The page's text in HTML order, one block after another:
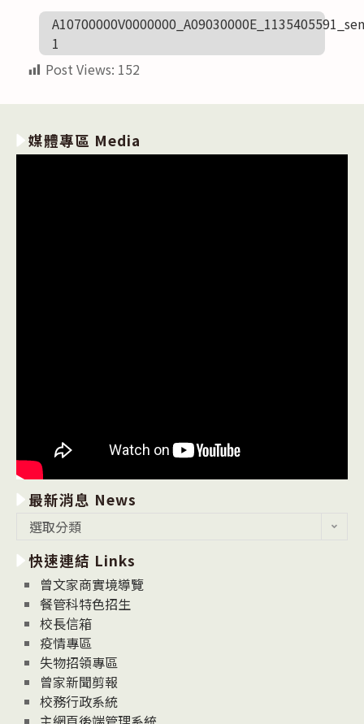
1
Post Views: 152
媒體專區 Media
最新消息 News
消
息
News
選取分類
快速連結 Links
曾文家商實境導覽
餐管科特色招生
校長信箱
疫情專區
失物招領專區
曾家新聞剪報
校務行政系統